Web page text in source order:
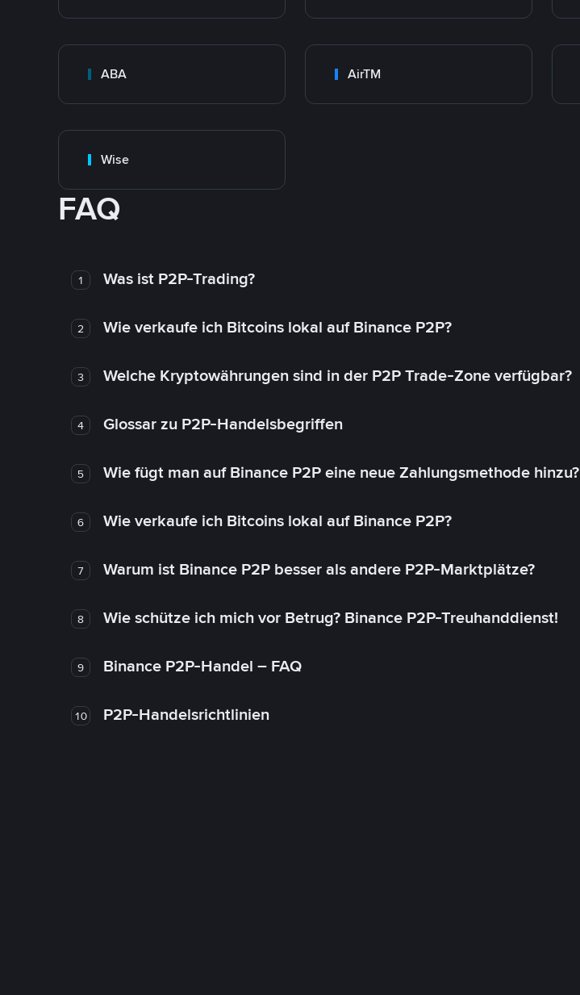
ABA AirTM
Wise
FAQ
1 Was ist P2P-Trading?
2 Wie verkaufe ich Bitcoins lokal auf Binance P2P?
3 Welche Kryptowährungen sind in der P2P Trade-Zone verfügbar?
4 Glossar zu P2P-Handelsbegriffen
5 Wie fügt man auf Binance P2P eine neue Zahlungsmethode hinzu?
6 Wie verkaufe ich Bitcoins lokal auf Binance P2P?
7 Warum ist Binance P2P besser als andere P2P-Marktplätze?
8 Wie schütze ich mich vor Betrug? Binance P2P-Treuhanddienst!
9 Binance P2P-Handel – FAQ
10 P2P-Handelsrichtlinien